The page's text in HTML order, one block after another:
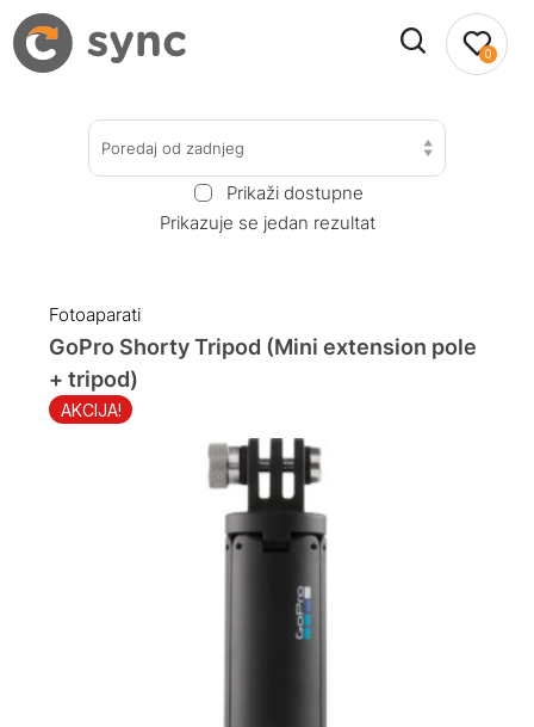
0
Poredaj od zadnjeg
Prikaži dostupne
Prikazuje se jedan rezultat
Fotoaparati
AKCIJA!
GoPro Shorty Tripod (Mini extension pole
+ tripod)